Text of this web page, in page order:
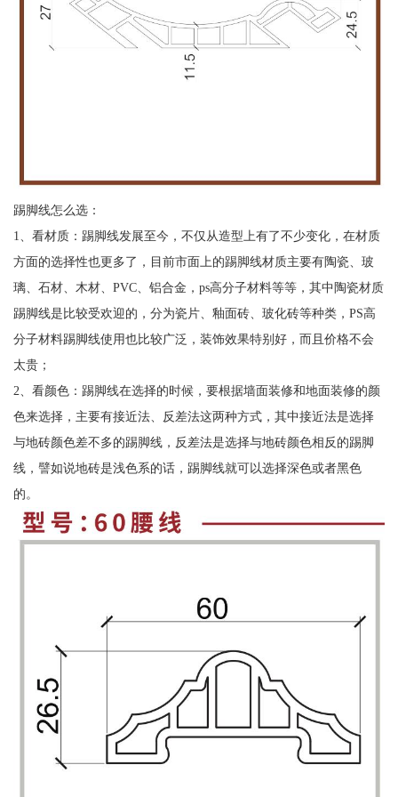
踢脚线怎么选：
1、看材质：踢脚线发展至今，不仅从造型上有了不少变化，在材质
方面的选择性也更多了，目前市面上的踢脚线材质主要有陶瓷、玻
璃、石材、木材、PVC、铝合金，ps高分子材料等等，其中陶瓷材质
踢脚线是比较受欢迎的，分为瓷片、釉面砖、玻化砖等种类，PS高
分子材料踢脚线使用也比较广泛，装饰效果特别好，而且价格不会
太贵；
2、看颜色：踢脚线在选择的时候，要根据墙面装修和地面装修的颜
色来选择，主要有接近法、反差法这两种方式，其中接近法是选择
与地砖颜色差不多的踢脚线，反差法是选择与地砖颜色相反的踢脚
线，譬如说地砖是浅色系的话，踢脚线就可以选择深色或者黑色
的。